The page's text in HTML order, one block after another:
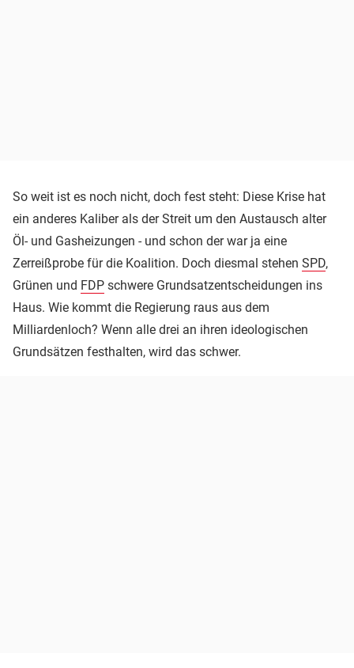
So weit ist es noch nicht, doch fest steht: Diese Krise hat
ein anderes Kaliber als der Streit um den Austausch alter
Öl- und Gasheizungen - und schon der war ja eine
Zerreißprobe für die Koalition. Doch diesmal stehen SPD,
Grünen und FDP schwere Grundsatzentscheidungen ins
Haus. Wie kommt die Regierung raus aus dem
Milliardenloch? Wenn alle drei an ihren ideologischen
Grundsätzen festhalten, wird das schwer.